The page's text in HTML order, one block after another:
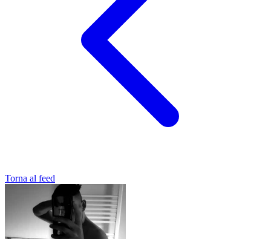
Torna al feed